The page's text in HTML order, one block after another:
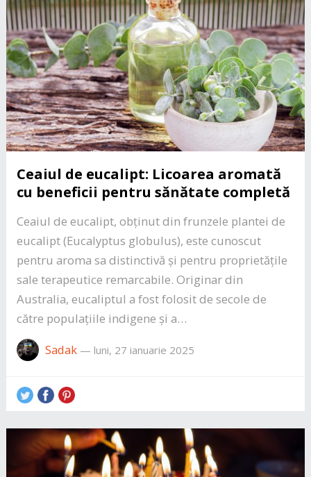
Ceaiul de eucalipt: Licoarea aromată
cu beneficii pentru sănătate completă
Ceaiul de eucalipt, obținut din frunzele plantei de
eucalipt (Eucalyptus globulus), este cunoscut
pentru aroma sa distinctivă și pentru proprietățile
sale terapeutice remarcabile. Originar din
Australia, eucaliptul a fost folosit de secole de
către populațiile indigene și a…
Sadak— luni, 27 ianuarie 2025